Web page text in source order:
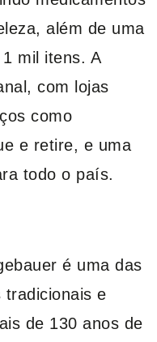
além de uma
mil itens. A
com lojas
como
e retire, e uma
todo o país.
é uma das
tradicionais e
de 130 anos de